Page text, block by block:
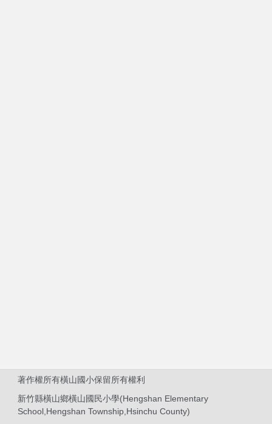
著作權所有橫山國小保留所有權利
新竹縣橫山鄉橫山國民小學(Hengshan Elementary
School,Hengshan Township,Hsinchu County)